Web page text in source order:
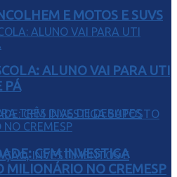
E MOTOS E SUVS
ALUNO VAI PARA UTI
PÁ
CFM INVESTIGA
MILIONÁRIO NO CREMESP